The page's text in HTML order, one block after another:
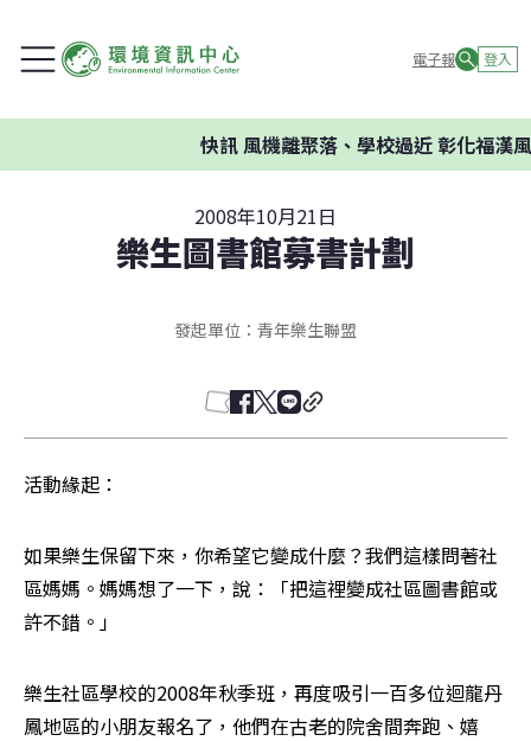
電子報 登入
快訊風機離聚落、學校過近 彰化福漢
2008年10月21日
樂生圖書館募書計劃
發起單位：青年樂生聯盟
活動緣起：
如果樂生保留下來，你希望它變成什麼？我們這樣問著社
區媽媽。媽媽想了一下，說：「把這裡變成社區圖書館或
許不錯。」
樂生社區學校的2008年秋季班，再度吸引一百多位迴龍丹
鳳地區的小朋友報名了，他們在古老的院舍間奔跑、嬉